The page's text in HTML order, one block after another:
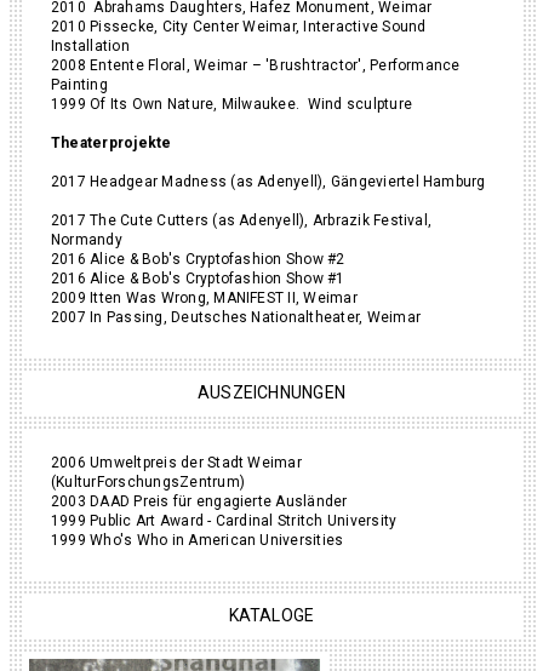
2010 Abrahams Daughters, Hafez Monument, Weimar
2010 Pissecke, City Center Weimar, Interactive Sound
Installation
2008 Entente Floral, Weimar – 'Brushtractor', Performance
Painting
1999 Of Its Own Nature, Milwaukee. Wind sculpture
Theaterprojekte
2017 Headgear Madness (as Adenyell), Gängeviertel Hamburg
2017 The Cute Cutters (as Adenyell), Arbrazik Festival,
Normandy
2016 Alice & Bob's Cryptofashion Show #2
2016 Alice & Bob's Cryptofashion Show #1
2009 Itten Was Wrong, MANIFEST II, Weimar
2007 In Passing, Deutsches Nationaltheater, Weimar
AUSZEICHNUNGEN
2006 Umweltpreis der Stadt Weimar
(KulturForschungsZentrum)
2003 DAAD Preis für engagierte Ausländer
1999 Public Art Award - Cardinal Stritch University
1999 Who's Who in American Universities
KATALOGE